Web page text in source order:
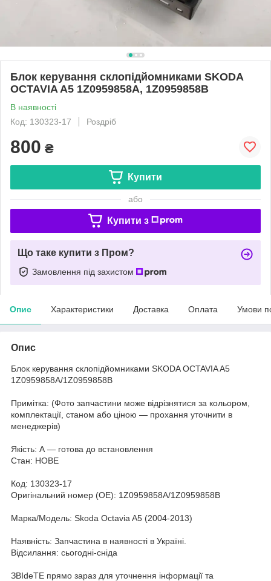
Блок керування склопідйомниками SKODA
OCTAVIA A5 1Z0959858A, 1Z0959858B
В наявності
Код: 130323-17
Роздріб
800 ₴
Купити
або
Купити з
Що таке купити з Пром?
Замовлення під захистом
Опис Характеристики Доставка Оплата Умови
Опис
Блок керування склопідйомниками SKODA OCTAVIA A5
1Z0959858A/1Z0959858B
Примітка: (Фото запчастини може відрізнятися за кольором,
комплектації, станом або ціною — прохання уточнити в
менеджерів)
Якість: А — готова до встановлення
Стан: НОВЕ
Код: 130323-17
Оригінальний номер (ОЕ): 1Z0959858A/1Z0959858B
Марка/Модель: Skoda Octavia A5 (2004-2013)
Наявність: Запчастина в наявності в Україні.
Відсилання: сьогодні-сніда
ЗВІdeТЕ прямо зараз для уточнення інформації та